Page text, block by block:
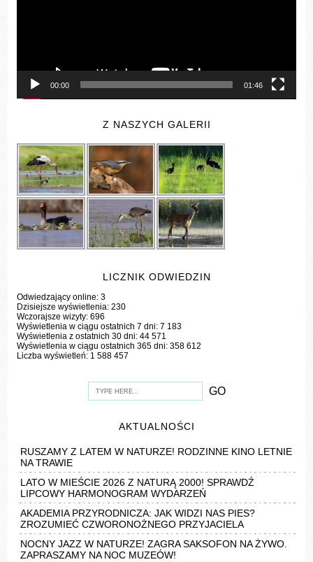
00:00 01:46
Z NASZYCH GALERII
LICZNIK ODWIEDZIN
Odwiedzający online:3
Dzisiejsze wyświetlenia:230
Wczorajsze wizyty:696
Wyświetlenia w ciągu ostatnich 7 dni:7 183
Wyświetlenia z ostatnich 30 dni:44 571
Wyświetlenia w ciągu ostatnich 365 dni:358 612
Liczba wyświetleń: 1 588 457
AKTUALNOŚCI
RUSZAMY Z LATEM W NATURZE! RODZINNE KINO LETNIE
NA TRAWIE
LATO W MIEŚCIE 2026 Z NATURĄ 2000! SPRAWDŹ
LIPCOWY HARMONOGRAM WYDARZEŃ
AKADEMIA PRZYRODNICZA: JAK WIDZI NAS PIES?
ZROZUMIEĆ CZWORONOŻNEGO PRZYJACIELA
NOCNY JAZZ W NATURZE! ZAGRA SAKSOFON NA ŻYWO.
ZAPRASZAMY NA NOC MUZEÓW!